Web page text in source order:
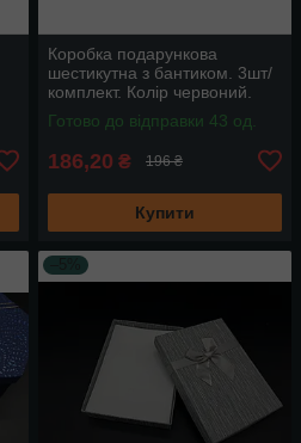
Коробка подарункова
шестикутна з бантиком. 3шт/
комплект. Колір червоний.
19х10см
Готово до відправки 43 од.
186,20 ₴ 196 ₴
Купити